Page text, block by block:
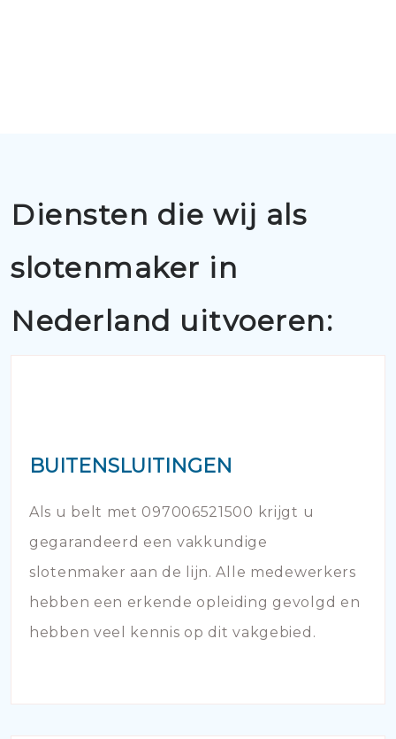
Diensten die wij als
slotenmaker in
Nederland uitvoeren:
BUITENSLUITINGEN
Als u belt met 097006521500 krijgt u
gegarandeerd een vakkundige
slotenmaker aan de lijn. Alle medewerkers
hebben een erkende opleiding gevolgd en
hebben veel kennis op dit vakgebied.